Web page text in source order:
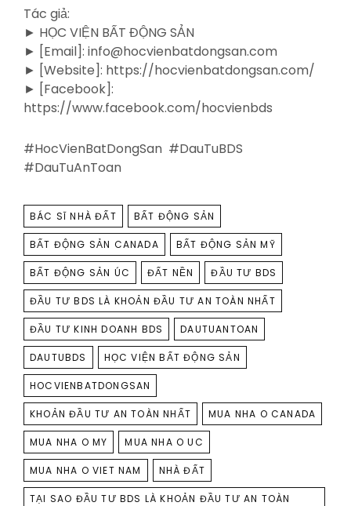
Tác giả:
► HỌC VIỆN BẤT ĐỘNG SẢN
► [Email]: info@hocvienbatdongsan.com
► [Website]: https://hocvienbatdongsan.com/
► [Facebook]:
https://www.facebook.com/hocvienbds
#HocVienBatDongSan #DauTuBDS
#DauTuAnToan
TAGS
BÁC SĨ NHÀ ĐẤT BẤT ĐỘNG SẢN
BẤT ĐỘNG SẢN CANADA BẤT ĐỘNG SẢN MỸ
BẤT ĐỘNG SẢN ÚC ĐẤT NỀN ĐẦU TƯ BDS
ĐẦU TƯ BDS LÀ KHOẢN ĐẦU TƯ AN TOÀN NHẤT
ĐẦU TƯ KINH DOANH BDS DAUTUANTOAN
DAUTUBDS HỌC VIỆN BẤT ĐỘNG SẢN
HOCVIENBATDONGSAN
KHOẢN ĐẦU TƯ AN TOÀN NHẤT MUA NHA O CANADA
MUA NHA O MY MUA NHA O UC
MUA NHA O VIET NAM NHÀ ĐẤT
TẠI SAO ĐẦU TƯ BDS LÀ KHOẢN ĐẦU TƯ AN TOÀN